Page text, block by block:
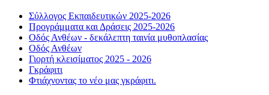
Σύλλογος Εκπαιδευτικών 2025-2026
Προγράμματα και Δράσεις 2025-2026
Οδός Ανθέων - δεκάλεπτη ταινία μυθοπλασίας
Οδός Ανθέων
Γιορτή κλεισίματος 2025 - 2026
Γκράφιτι
Φτιάχνοντας το νέο μας γκράφιτι.